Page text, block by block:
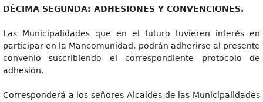
DÉCIMA SEGUNDA: ADHESIONES Y CONVENCIONES.
Las Municipalidades que en el futuro tuvieren interés en
participar en la Mancomunidad, podrán adherirse al presente
convenio suscribiendo el correspondiente protocolo de
adhesión.
Corresponderá a los señores Alcaldes de las Municipalidades